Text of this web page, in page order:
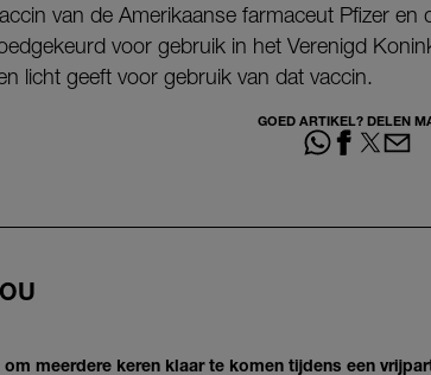
van de Amerikaanse farmaceut Pfizer
voor gebruik in het Verenigd
licht geeft voor gebruik van dat vaccin.
GOED ARTIKEL? DELEN
meerdere keren klaar te komen tijdens een